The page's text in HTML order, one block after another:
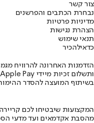
צור קשר
נבחרת הכתבים והפרשנים
מדיניות פרטיות
הצהרת נגישות
תנאי שימוש
כדאילהכיר
הזדמנות האחרונה להרוויח
יחסי הימור משופרים, הפקדות ב-Apple Pay ותשלום זכיות מיידי
בשיתוף המועצה להסדר
המקצועות שיבטיחו לכם
מהסבת אקדמאים ועד מדעי